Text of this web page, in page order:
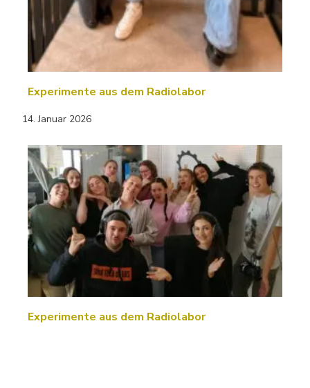
Experimente aus dem Radiolabor
14. Januar 2026
Experimente aus dem Radiolabor